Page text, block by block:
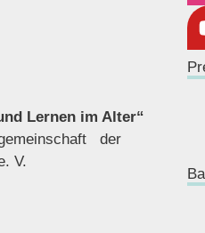
Lernen im Alter“
der
V.